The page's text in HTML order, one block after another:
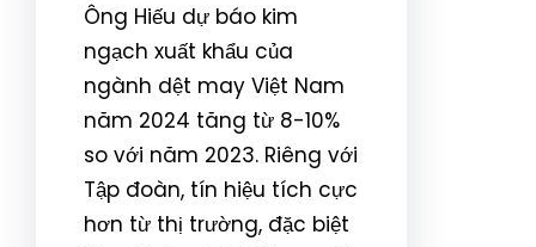
Ông Hiếu dự báo kim
ngạch xuất khẩu của
ngành dệt may Việt Nam
năm 2024 tăng từ 8-10%
so với năm 2023. Riêng với
Tập đoàn, tín hiệu tích cực
hơn từ thị trường, đặc biệt